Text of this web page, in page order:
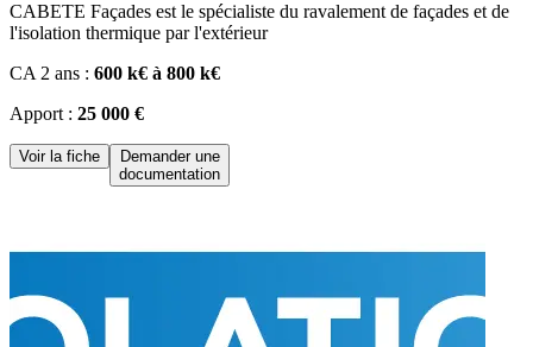
CABETE Façades est le spécialiste du ravalement de façades et de
l'isolation thermique par l'extérieur
CA 2 ans : 600 k€ à 800 k€
Apport : 25 000 €
Voir la fiche
Demander une
documentation